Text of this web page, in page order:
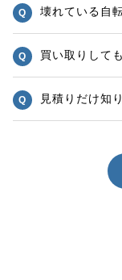
壊れている自
買い取りして
見積りだけ知